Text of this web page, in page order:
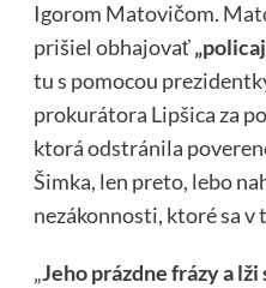
Igorom Matovičom.
prišiel obhajovať
tu s pomocou
prokurátora Lipšica za
ktorá odstránila
Šimka, len preto, lebo
nezákonnosti, ktoré sa
„Jeho prázdne frázy a